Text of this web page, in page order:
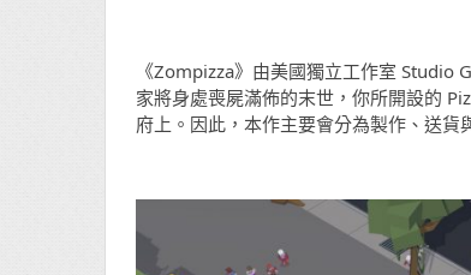
《Zompizza》由美國獨立工作室 Studio
家將身處喪屍滿佈的末世，你所開設的
府上。因此，本作主要會分為製作、送貨